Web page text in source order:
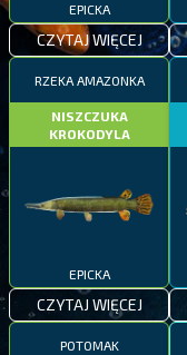
EPICKA
CZYTAJ WIĘCEJ
RZEKA AMAZONKA
NISZCZUKA
KROKODYLA
EPICKA
CZYTAJ WIĘCEJ
POTOMAK